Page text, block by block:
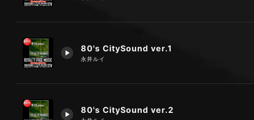
80's CitySound ver.1
永井ルイ
80's CitySound ver.2